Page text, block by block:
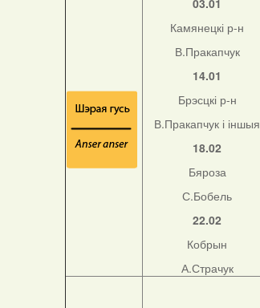
03.01
Камянецкі р-н
В.Пракапчук
14.01
Брэсцкі р-н
В.Пракапчук і іншыя
18.02
Бяроза
С.Бобель
22.02
Кобрын
А.Страчук